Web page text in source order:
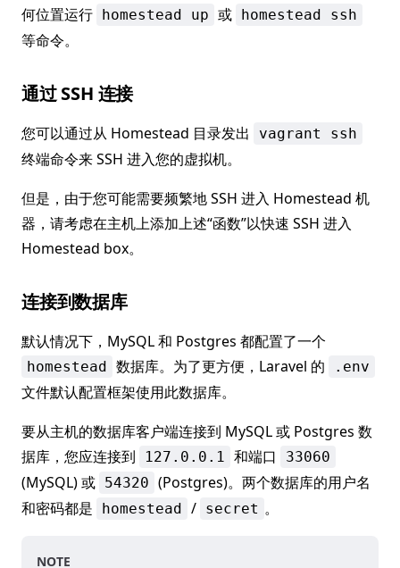
何位置运行 homestead up 或 homestead ssh
等命令。
通过 SSH 连接
您可以通过从 Homestead 目录发出 vagrant ssh
终端命令来 SSH 进入您的虚拟机。
但是，由于您可能需要频繁地 SSH 进入 Homestead 机
器，请考虑在主机上添加上述“函数”以快速 SSH 进入
Homestead box。
连接到数据库
默认情况下，MySQL 和 Postgres 都配置了一个
homestead 数据库。为了更方便，Laravel 的 .env
文件默认配置框架使用此数据库。
要从主机的数据库客户端连接到 MySQL 或 Postgres 数
据库，您应连接到
127.0.0.1 和端口 33060
(MySQL) 或 54320 (Postgres)。两个数据库的用户名
和密码都是
homestead / secret 。
NOTE